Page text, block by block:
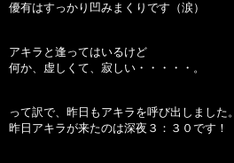
優有はすっかり凹みまくりです（涙）
アキラと逢ってはいるけど
何か、虚しくて、寂しい・・・・・。
って訳で、昨日もアキラを呼び出しました。
昨日アキラが来たのは深夜３：３０です！